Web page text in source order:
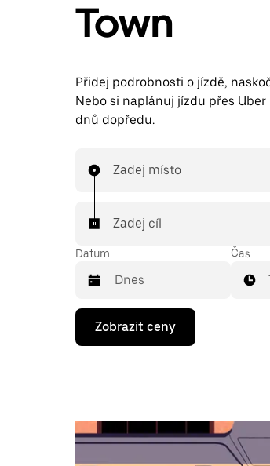
Town
Přidej podrobnosti o jízdě,
Nebo si naplánuj jízdu přes Uber
dnů dopředu.
Zadej místo
Zadej cíl
Datum
Stisknutím
klávesy
se
vybrat
datum.
Čas
Zobrazit ceny